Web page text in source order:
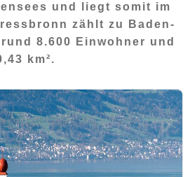
und liegt somit im
zählt zu Baden-
8.600 Einwohner und
km².